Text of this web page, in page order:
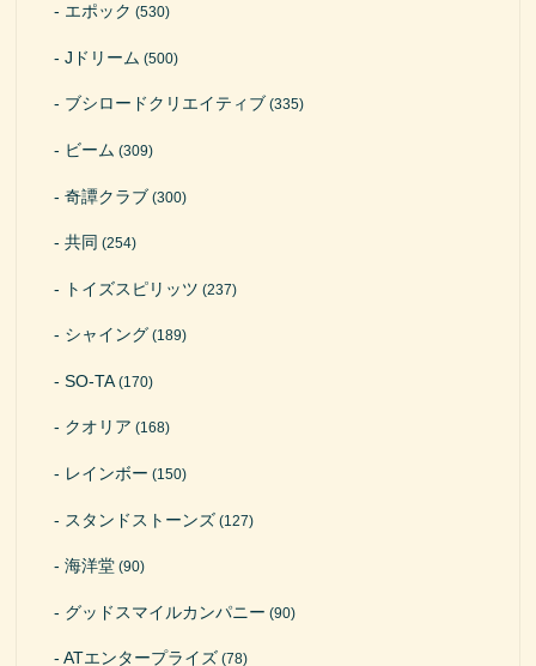
エポック (530)
Jドリーム (500)
ブシロードクリエイティブ (335)
ビーム (309)
奇譚クラブ (300)
共同 (254)
トイズスピリッツ (237)
シャイング (189)
SO-TA(170)
クオリア (168)
レインボー (150)
スタンドストーンズ (127)
海洋堂 (90)
グッドスマイルカンパニー (90)
ATエンタープライズ (78)